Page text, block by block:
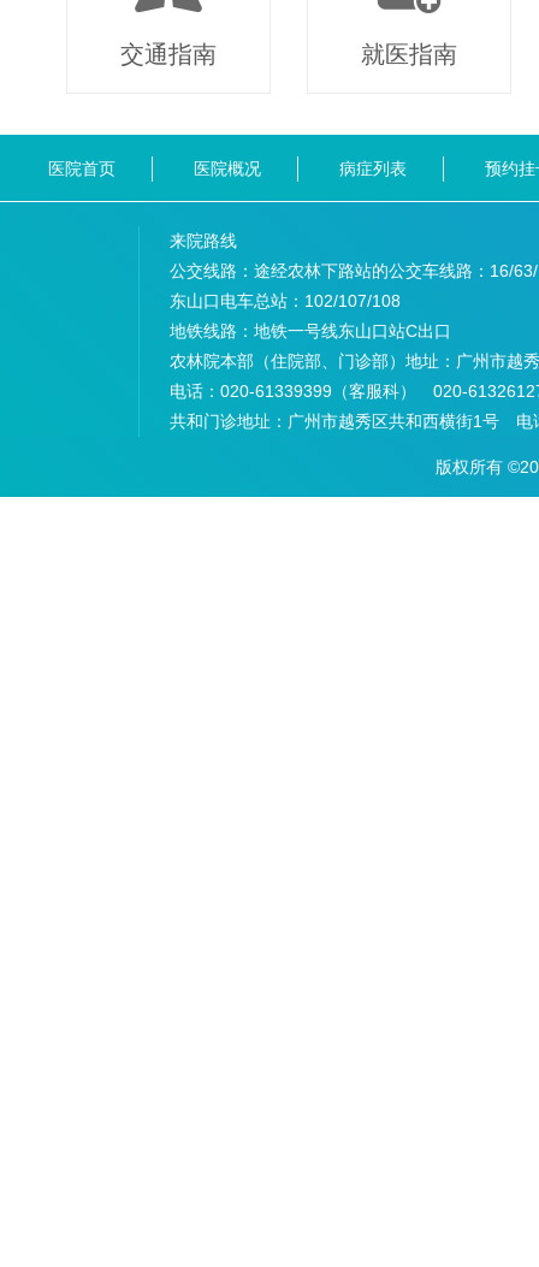
交通指南 就医指南
医院首页 医院概况 病症列表 预约挂
来院路线
公交线路：途经农林下路站的公交车线路： 16/
东山口电车总站： 102/107/108
地铁线路： 地铁一号线东山口站C出口
农林院本部（住院部、门诊部）地址： 广州市越
电话： 020-61339399（客服科） 020-
共和门诊地址： 广州市越秀区共和西横街1号 电
版权所有